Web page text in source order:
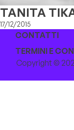
TANITA
People" Il
17/12/2015
CONTATTI
TERMINI E
Copyright ©